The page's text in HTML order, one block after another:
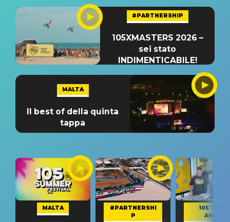
#PARTNERSHIP
105XMASTERS 2026 –
sei stato
INDIMENTICABILE!
MALTA
Il best of della quinta
tappa
MALTA
#PARTNERSHI
P
105 TAKE
AWAY